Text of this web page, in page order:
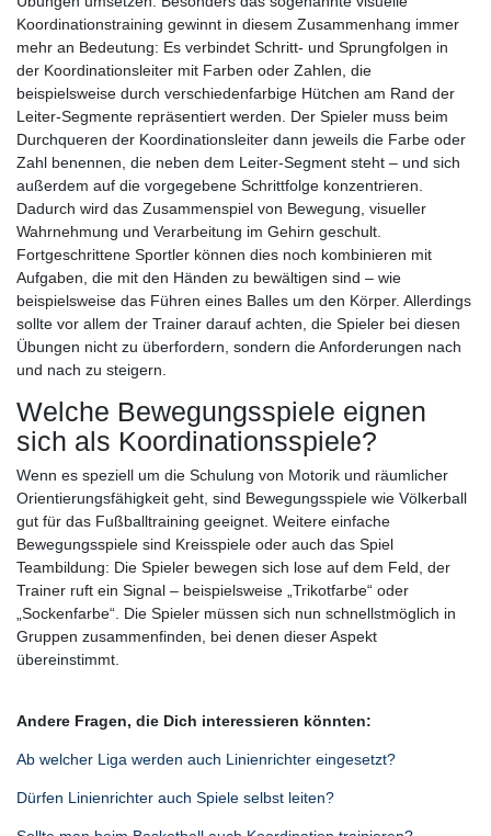
Koordinationstraining gewinnt in diesem Zusammenhang immer
mehr an Bedeutung: Es verbindet Schritt- und Sprungfolgen in
der Koordinationsleiter mit Farben oder Zahlen, die
beispielsweise durch verschiedenfarbige Hütchen am Rand der
Leiter-Segmente repräsentiert werden. Der Spieler muss beim
Durchqueren der Koordinationsleiter dann jeweils die Farbe oder
Zahl benennen, die neben dem Leiter-Segment steht – und sich
außerdem auf die vorgegebene Schrittfolge konzentrieren.
Dadurch wird das Zusammenspiel von Bewegung, visueller
Wahrnehmung und Verarbeitung im Gehirn geschult.
Fortgeschrittene Sportler können dies noch kombinieren mit
Aufgaben, die mit den Händen zu bewältigen sind – wie
beispielsweise das Führen eines Balles um den Körper. Allerdings
sollte vor allem der Trainer darauf achten, die Spieler bei diesen
Übungen nicht zu überfordern, sondern die Anforderungen nach
und nach zu steigern.
Welche Bewegungsspiele eignen
sich als Koordinationsspiele?
Wenn es speziell um die Schulung von Motorik und räumlicher
Orientierungsfähigkeit geht, sind Bewegungsspiele wie Völkerball
gut für das Fußballtraining geeignet. Weitere einfache
Bewegungsspiele sind Kreisspiele oder auch das Spiel
Teambildung: Die Spieler bewegen sich lose auf dem Feld, der
Trainer ruft ein Signal – beispielsweise „Trikotfarbe“ oder
„Sockenfarbe“. Die Spieler müssen sich nun schnellstmöglich in
Gruppen zusammenfinden, bei denen dieser Aspekt
übereinstimmt.
Andere Fragen, die Dich interessieren könnten:
Ab welcher Liga werden auch Linienrichter eingesetzt?
Dürfen Linienrichter auch Spiele selbst leiten?